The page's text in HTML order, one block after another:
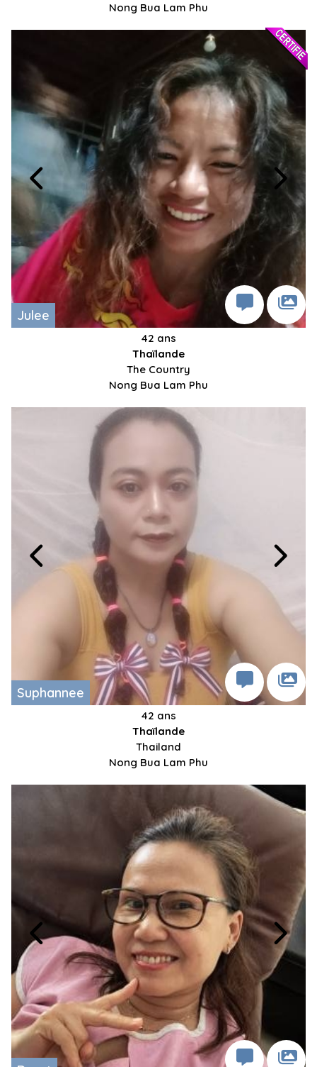
Nong Bua Lam Phu
Julee
42 ans
Thaïlande
The Country
Nong Bua Lam Phu
Suphannee
42 ans
Thaïlande
Thailand
Nong Bua Lam Phu